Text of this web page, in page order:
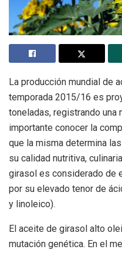
La producción mundial de
temporada 2015/16 es
toneladas, registrando una
importante conocer la
que la misma determina
su calidad nutritiva,
girasol es considerado de
por su elevado tenor de
y linoleico).
El aceite de girasol alto
mutación genética. En el